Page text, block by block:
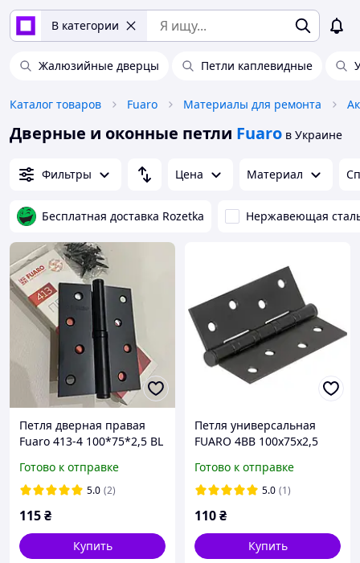
В категории
Жалюзийные дверцы Петли каплевидные
Каталог товаров Fuaro Материалы для ремонта
Дверные и оконные петли Fuaro в Украине
Фильтры Цена Материал
Бесплатная доставка Rozetka Нержавеющая
Петля дверная правая
Fuaro 413-4 100*75*2,5 BL
Готово к отправке
5.0 (2)
115₴
Купить
Петля универсальная
FUARO 4BB 100x75x2,5
Готово к отправке
5.0 (1)
110₴
Купить